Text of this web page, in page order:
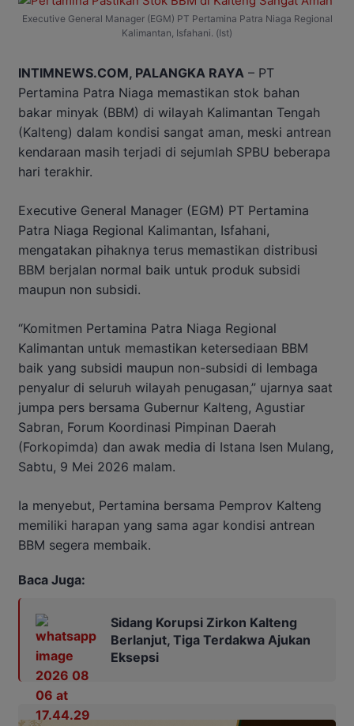
Executive General Manager (EGM) PT Pertamina Patra Niaga Regional
Kalimantan, Isfahani. (Ist)
INTIMNEWS.COM, PALANGKA RAYA – PT
Pertamina Patra Niaga memastikan stok bahan
bakar minyak (BBM) di wilayah Kalimantan Tengah
(Kalteng) dalam kondisi sangat aman, meski antrean
kendaraan masih terjadi di sejumlah SPBU beberapa
hari terakhir.
Executive General Manager (EGM) PT Pertamina
Patra Niaga Regional Kalimantan, Isfahani,
mengatakan pihaknya terus memastikan distribusi
BBM berjalan normal baik untuk produk subsidi
maupun non subsidi.
“Komitmen Pertamina Patra Niaga Regional
Kalimantan untuk memastikan ketersediaan BBM
baik yang subsidi maupun non-subsidi di lembaga
penyalur di seluruh wilayah penugasan,” ujarnya saat
jumpa pers bersama Gubernur Kalteng, Agustiar
Sabran, Forum Koordinasi Pimpinan Daerah
(Forkopimda) dan awak media di Istana Isen Mulang,
Sabtu, 9 Mei 2026 malam.
Ia menyebut, Pertamina bersama Pemprov Kalteng
memiliki harapan yang sama agar kondisi antrean
BBM segera membaik.
Baca Juga:
Sidang Korupsi Zirkon Kalteng
Berlanjut, Tiga Terdakwa Ajukan
Eksepsi